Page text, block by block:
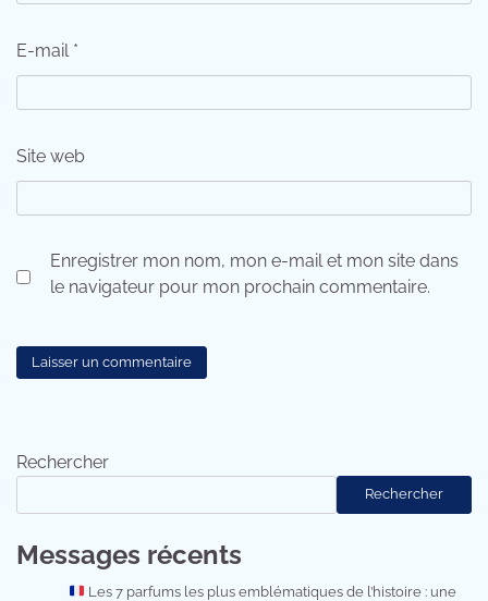
E-mail *
Site web
Enregistrer mon nom, mon e-mail et mon site dans
le navigateur pour mon prochain commentaire.
Rechercher
Rechercher
Messages récents
Les 7 parfums les plus emblématiques de l’histoire : une